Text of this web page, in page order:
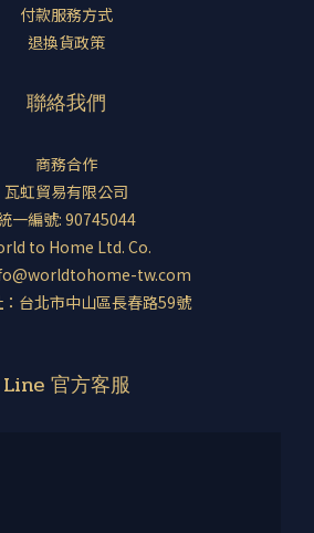
付款服務方式
退換貨政策
聯絡我們
商務合作
瓦虹貿易有限公司
一編號: 90745044
to Home Ltd. Co.
tw.com
台北市中山區長春路59號
Line 官方客服